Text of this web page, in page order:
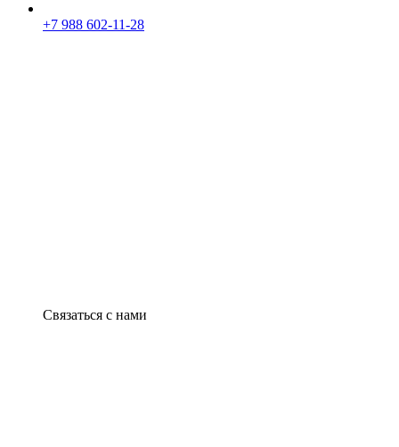
+7 988 602-11-28
Связаться с нами